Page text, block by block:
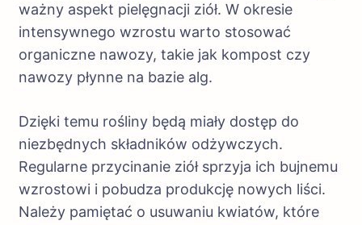
ważny aspekt pielęgnacji ziół. W okresie
intensywnego wzrostu warto stosować
organiczne nawozy, takie jak kompost czy
nawozy płynne na bazie alg.
Dzięki temu rośliny będą miały dostęp do
niezbędnych składników odżywczych.
Regularne przycinanie ziół sprzyja ich bujnemu
wzrostowi i pobudza produkcję nowych liści.
Należy pamiętać o usuwaniu kwiatów, które